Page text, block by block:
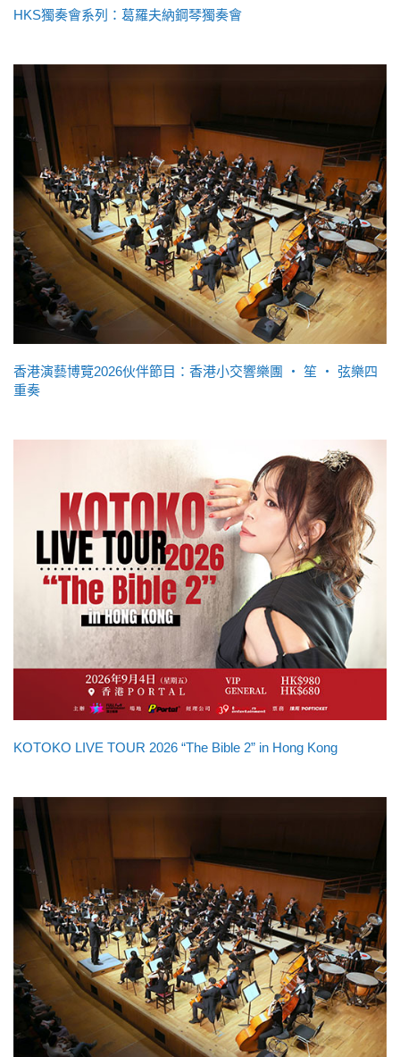
HKS獨奏會系列：葛羅夫納鋼琴獨奏會
香港演藝博覽2026伙伴節目：香港小交響樂團 ‧ 笙 ‧ 弦樂四
重奏
KOTOKO LIVE TOUR 2026 “The Bible 2” in Hong Kong